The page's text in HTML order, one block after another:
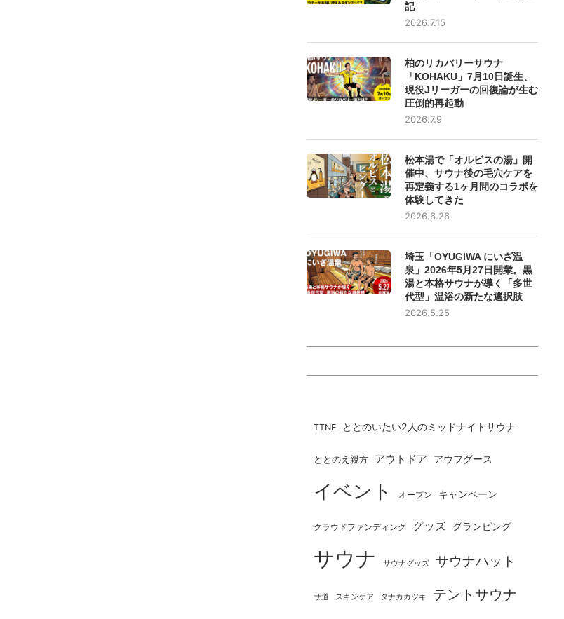
記
2026.7.15
柏のリカバリーサウナ
「KOHAKU」7月10日誕生、
現役Jリーガーの回復論が生む
圧倒的再起動
2026.7.9
松本湯で「オルビスの湯」開
催中、サウナ後の毛穴ケアを
再定義する1ヶ月間のコラボを
体験してきた
2026.6.26
埼玉「OYUGIWA にいざ温
泉」2026年5月27日開業。黒
湯と本格サウナが導く「多世
代型」温浴の新たな選択肢
2026.5.25
TTNE ととのいたい2人のミッドナイトサウナ
ととのえ親方 アウトドア アウフグース
イベント オープン キャンペーン
クラウドファンディング グッズ グランピング
サウナ サウナグッズ サウナハット
サ道 スキンケア タナカカツキ
テントサウナ